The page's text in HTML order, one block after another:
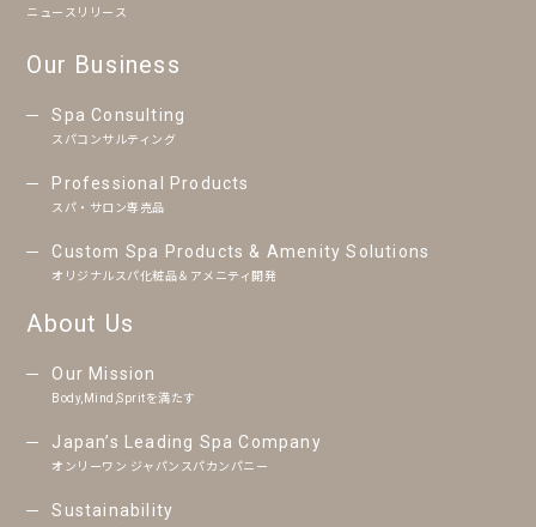
ニュースリリース
Our Business
Spa Consulting
スパコンサルティング
Professional Products
スパ・サロン専売品
Custom Spa Products & Amenity Solutions
オリジナルスパ化粧品＆アメニティ開発
About Us
Our Mission
Body,Mind,Spritを満たす
Japan’s Leading Spa Company
オンリーワン ジャパンスパカンパニー
Sustainability